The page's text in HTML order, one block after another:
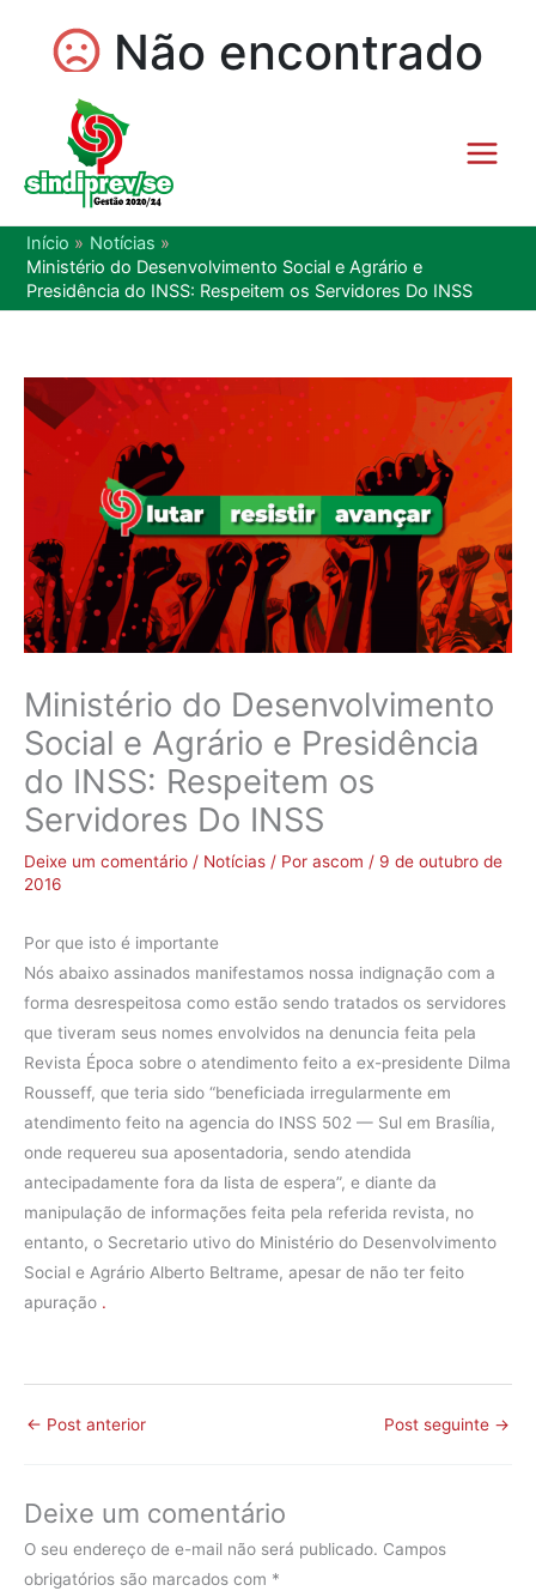
Início
Notícias
Ministério do Desenvolvimento Social e Agrário e
Presidência do INSS: Respeitem os Servidores Do INSS
Ministério do Desenvolvimento
Social e Agrário e Presidência
do INSS: Respeitem os
Servidores Do INSS
Deixe um comentário / Notícias / Por ascom / 9 de outubro de
2016
Por que isto é importante
Nós abaixo assinados manifestamos nossa indignação com a
forma desrespeitosa como estão sendo tratados os servidores
que tiveram seus nomes envolvidos na denuncia feita pela
Revista Época sobre o atendimento feito a ex-presidente Dilma
Rousseff, que teria sido “beneficiada irregularmente em
atendimento feito na agencia do INSS 502 — Sul em Brasília,
onde requereu sua aposentadoria, sendo atendida
antecipadamente fora da lista de espera”, e diante da
manipulação de informações feita pela referida revista, no
entanto, o Secretario utivo do Ministério do Desenvolvimento
Social e Agrário Alberto Beltrame, apesar de não ter feito
apuração .
← Post anterior Post seguinte →
Deixe um comentário
O seu endereço de e-mail não será publicado. Campos
obrigatórios são marcados com *